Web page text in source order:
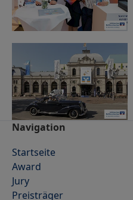
Footer
Navigation
Startseite
Award
Jury
Preisträger